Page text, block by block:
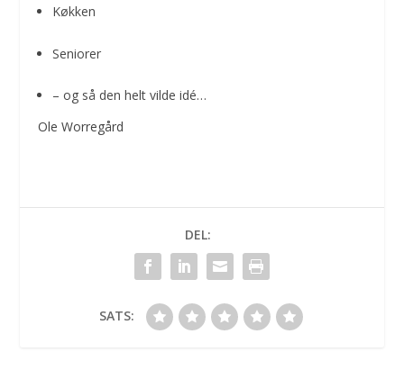
Køkken
Seniorer
– og så den helt vilde idé…
Ole Worregård
DEL:
SATS: